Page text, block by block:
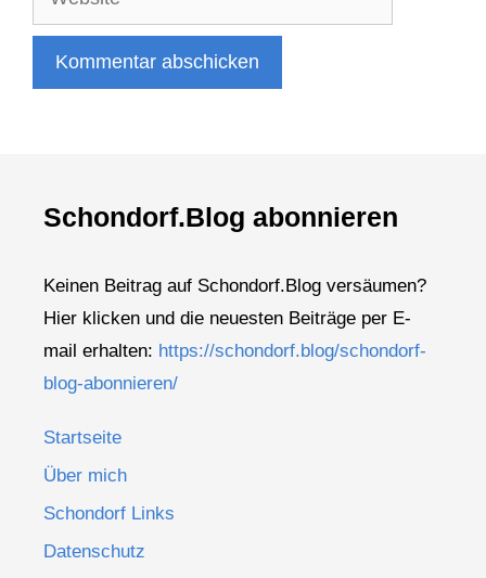
Schondorf.Blog abonnieren
Keinen Beitrag auf Schondorf.Blog versäumen?
Hier klicken und die neuesten Beiträge per E-
mail erhalten: https://schondorf.blog/schondorf-
blog-abonnieren/
Startseite
Über mich
Schondorf Links
Datenschutz